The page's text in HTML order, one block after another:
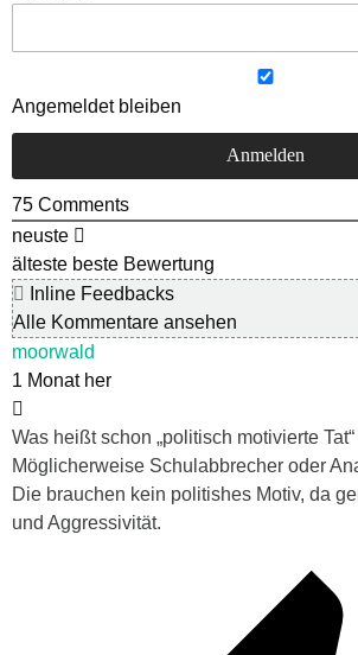
Angemeldet bleiben
75 Comments
neuste
älteste beste Bewertung
Inline Feedbacks
Alle Kommentare ansehen
moorwald
1 Monat her
Was heißt schon „politisch motivierte
Möglicherweise Schulabbrecher oder
Die brauchen kein politishes Motiv, da
und Aggressivität.